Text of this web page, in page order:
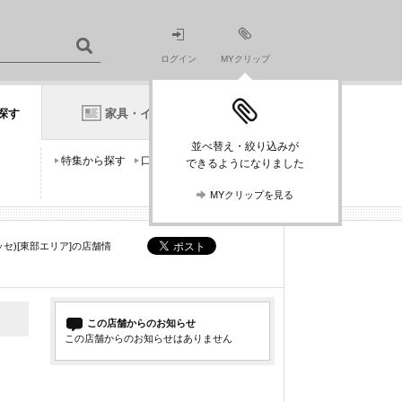
ログイン MYクリップ
並べ替え・絞り込みが
できるようになりました
MYクリップを見る
す 家具・インテリアニュース
特集から探す 口コミから探す
)[東部エリア]の店舗情
この店舗からのお知らせ
この店舗からのお知らせはありません